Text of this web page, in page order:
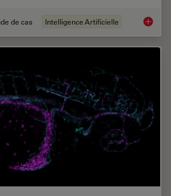
de cas Intelligence Artificielle